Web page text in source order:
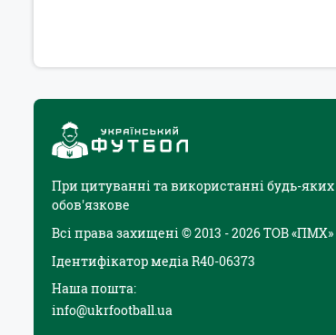
При цитуванні та використанні будь-
обов'язкове
Всі права захищені © 2013 - 2026 ТОВ «ПМХ»
Ідентифікатор медіа R40-06373
Наша пошта:
info@ukrfootball.ua